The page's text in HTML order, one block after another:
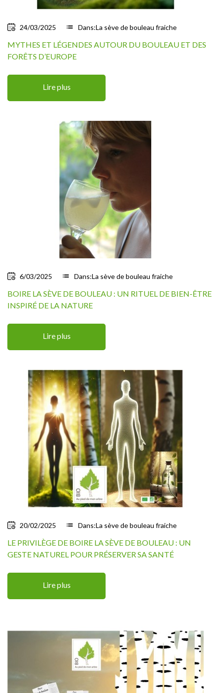
24/03/2025 list Dans:La sève de bouleau fraiche
MYTHES ET LÉGENDES AUTOUR DU BOULEAU ET DES
FORÊTS D’EUROPE
Lire plus
6/03/2025 list Dans:La sève de bouleau fraiche
BOIRE LA SÈVE DE BOULEAU : UN RITUEL DE BIEN-ÊTRE
INSPIRÉ DE LA NATURE
Lire plus
20/02/2025 list Dans:La sève de bouleau fraiche
LE PRIVILÈGE DE BOIRE LA SÈVE DE BOULEAU : UN
GESTE NATUREL POUR PRÉSERVER SA SANTÉ
Lire plus